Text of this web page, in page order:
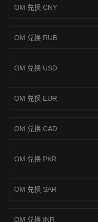
OM 兑换 CNY
OM 兑换 RUB
OM 兑换 USD
OM 兑换 EUR
OM 兑换 CAD
OM 兑换 PKR
OM 兑换 SAR
OM 兑换 INR